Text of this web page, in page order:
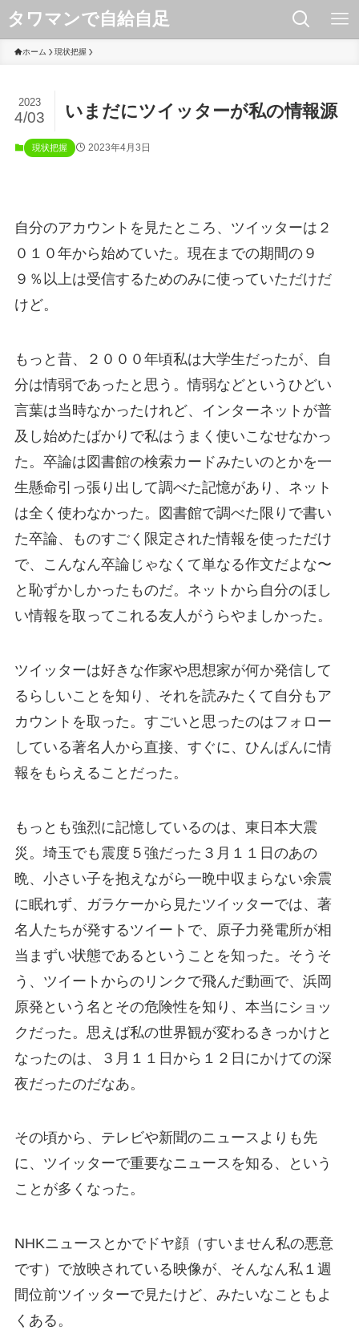
タワマンで自給自足
ホーム 現状把握
いまだにツイッターが私の情報源
2023
4/03
現状把握 2023年4月3日
自分のアカウントを見たところ、ツイッターは２
０１０年から始めていた。現在までの期間の９
９％以上は受信するためのみに使っていただけだ
けど。
もっと昔、２０００年頃私は大学生だったが、自
分は情弱であったと思う。情弱などというひどい
言葉は当時なかったけれど、インターネットが普
及し始めたばかりで私はうまく使いこなせなかっ
た。卒論は図書館の検索カードみたいのとかを一
生懸命引っ張り出して調べた記憶があり、ネット
は全く使わなかった。図書館で調べた限りで書い
た卒論、ものすごく限定された情報を使っただけ
で、こんなん卒論じゃなくて単なる作文だよな〜
と恥ずかしかったものだ。ネットから自分のほし
い情報を取ってこれる友人がうらやましかった。
ツイッターは好きな作家や思想家が何か発信して
るらしいことを知り、それを読みたくて自分もア
カウントを取った。すごいと思ったのはフォロー
している著名人から直接、すぐに、ひんぱんに情
報をもらえることだった。
もっとも強烈に記憶しているのは、東日本大震
災。埼玉でも震度５強だった３月１１日のあの
晩、小さい子を抱えながら一晩中収まらない余震
に眠れず、ガラケーから見たツイッターでは、著
名人たちが発するツイートで、原子力発電所が相
当まずい状態であるということを知った。そうそ
う、ツイートからのリンクで飛んだ動画で、浜岡
原発という名とその危険性を知り、本当にショッ
クだった。思えば私の世界観が変わるきっかけと
なったのは、３月１１日から１２日にかけての深
夜だったのだなあ。
その頃から、テレビや新聞のニュースよりも先
に、ツイッターで重要なニュースを知る、という
ことが多くなった。
NHKニュースとかでドヤ顔（すいません私の悪意
です）で放映されている映像が、そんなん私１週
間位前ツイッターで見たけど、みたいなこともよ
くある。